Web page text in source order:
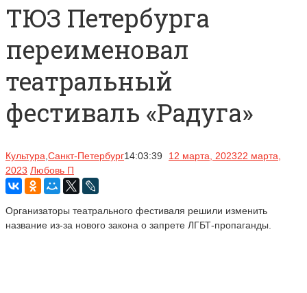
ТЮЗ Петербурга
переименовал
театральный
фестиваль «Радуга»
Культура Санкт-Петербург14:03:39 12 марта, 202322 марта,
2023 Любовь П
Организаторы театрального фестиваля решили изменить
название из-за нового закона о запрете ЛГБТ-пропаганды.